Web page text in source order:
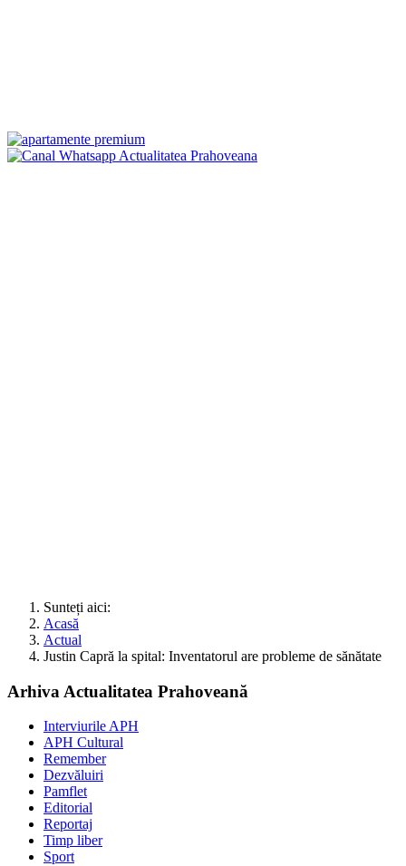
Sunteți aici:
Acasă
Actual
Justin Capră la spital: Inventatorul are probleme de sănătate
Arhiva Actualitatea Prahoveană
Interviurile APH
APH Cultural
Remember
Dezvăluiri
Pamflet
Editorial
Reportaj
Timp liber
Sport